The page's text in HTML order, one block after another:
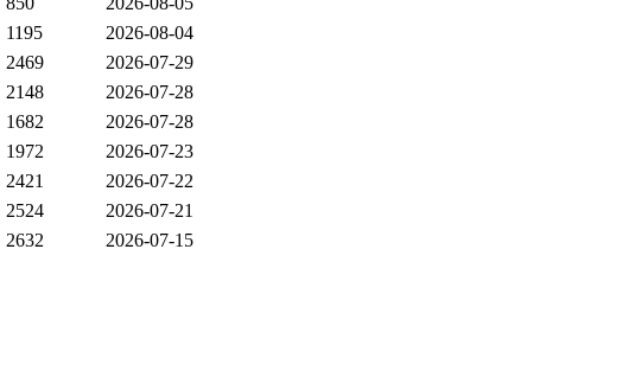
1195
2026-08-04
2469
2026-07-29
2148
2026-07-28
1682
2026-07-28
1972
2026-07-23
2421
2026-07-22
2524
2026-07-21
2632
2026-07-15